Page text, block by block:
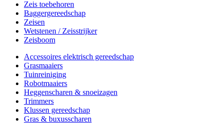
Zeis toebehoren
Baggergereedschap
Zeisen
Wetstenen / Zeisstrijker
Zeisboom
Accessoires elektrisch gereedschap
Grasmaaiers
Tuinreiniging
Robotmaaiers
Heggenscharen & snoeizagen
Trimmers
Klussen gereedschap
Gras & buxusscharen